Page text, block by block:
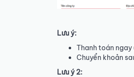
Lưu ý:
Thanh toán
Chuyển khoản
Lưu ý 2: